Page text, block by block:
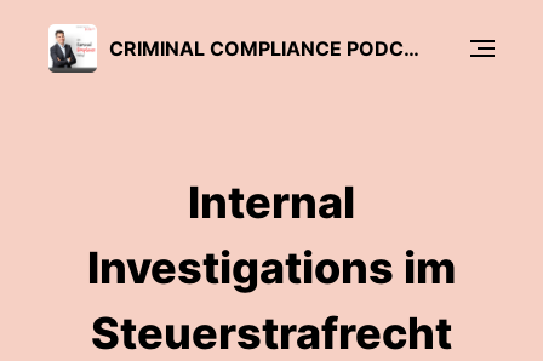
CRIMINAL COMPLIANCE PODCAST
Internal
Investigations im
Steuerstrafrecht